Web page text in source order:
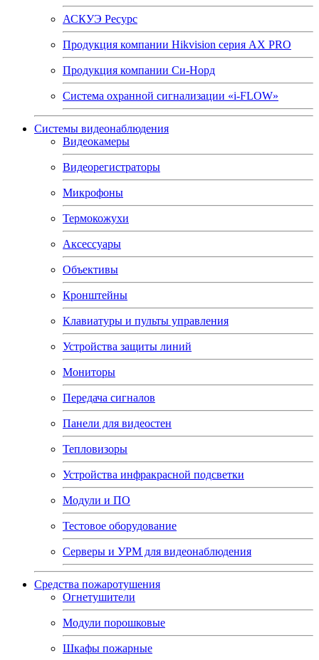
АСКУЭ Ресурс
Продукция компании Hikvision серия AX PRO
Продукция компании Си-Норд
Система охранной сигнализации «i-FLOW»
Системы видеонаблюдения
Видеокамеры
Видеорегистраторы
Микрофоны
Термокожухи
Аксессуары
Объективы
Кронштейны
Клавиатуры и пульты управления
Устройства защиты линий
Мониторы
Передача сигналов
Панели для видеостен
Тепловизоры
Устройства инфракрасной подсветки
Модули и ПО
Тестовое оборудование
Серверы и УРМ для видеонаблюдения
Средства пожаротушения
Огнетушители
Модули порошковые
Шкафы пожарные